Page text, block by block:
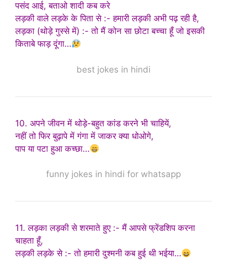
पसंद आई, बताओ शादी कब करे
लड़की वाले लड़के के पिता से :- हमारी लड़की अभी पढ़ रही है,
लड़का (थोड़े गुस्से में) :- तो मैं कोन सा छोटा बच्चा हूँ जो इसकी
किताबे फाड़ दूंगा…
best jokes in hindi
10. अपने जीवन में थोड़े-बहुत कांड करने भी चाहियें,
नहीं तो फिर बुढ़ापे में गंगा में जाकर क्या धोओगे,
पाप या पटा हुआ कच्छा…
funny jokes in hindi for whatsapp
11. लड़का लड़की से शरमाते हुए :- मैं आपसे फ्रेंडशिप करना
चाहता हूँ,
लड़की लड़के से :- तो हमारी दुश्मनी कब हुई थी भईया…